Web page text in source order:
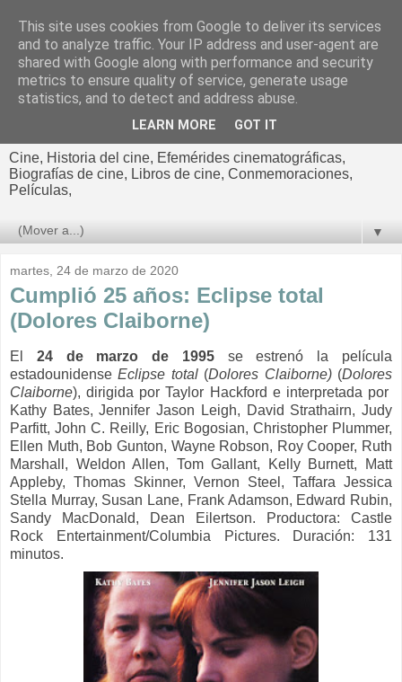
El cultural
cinematográfico de Jorge
Cine, Historia del cine, Efemérides cinematográficas,
Biografías de cine, Libros de cine, Conmemoraciones,
Películas,
▼
martes, 24 de marzo de 2020
Cumplió 25 años: Eclipse total
(Dolores Claiborne)
El 24 de marzo de 1995 se estrenó la película
estadounidenseEclipse total (Dolores Claiborne)(Dolores
Claiborne), dirigida por Taylor Hackford e interpretada por
Kathy Bates, Jennifer Jason Leigh, David Strathairn, Judy
Parfitt, John C. Reilly, Eric Bogosian, Christopher Plummer,
Ellen Muth, Bob Gunton, Wayne Robson, Roy Cooper, Ruth
Marshall, Weldon Allen, Tom Gallant, Kelly Burnett, Matt
Appleby, Thomas Skinner, Vernon Steel, Taffara Jessica
Stella Murray, Susan Lane, Frank Adamson, Edward Rubin,
Sandy MacDonald, Dean Eilertson.
Productora: Castle
Rock Entertainment/Columbia Pictures. Duración: 131
minutos.
This site uses cookies from Google to deliver its services
and to analyze traffic. Your IP address and user-agent are
shared with Google along with performance and security
metrics to ensure quality of service, generate usage
statistics, and to detect and address abuse.
LEARN MORE GOT IT